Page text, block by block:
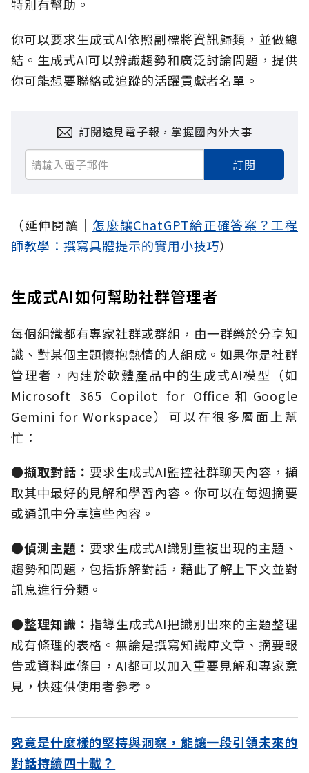
特別有幫助。
你可以要求生成式AI依照副標將資訊歸類，並做總
結。生成式AI可以辨識趨勢和廣泛討論問題，提供
你可能想要聯絡或追蹤的活躍貢獻者名單。
訂閱遠見電子報，掌握國內外大事
訂閱
（延伸閱讀│ 怎麼讓ChatGPT給正確答案？工程
師教學：撰寫具體提示的實用小技巧）
生成式AI如何幫助社群管理者
每個組織都有專家社群或群組，由一群樂於分享知
識、對某個主題懷抱熱情的人組成。如果你是社群
管理者，內建於軟體產品中的生成式AI模型（如
Microsoft 365 Copilot for Office和Google
Gemini for Workspace）可以在很多層面上幫
忙：
●擷取對話 ： 要求生成式AI監控社群聊天內容，擷
取其中最好的見解和學習內容。你可以在每週摘要
或通訊中分享這些內容。
●偵測主題 ： 要求生成式AI識別重複出現的主題、
趨勢和問題，包括拆解對話，藉此了解上下文並對
訊息進行分類。
●整理知識 ： 指導生成式AI把識別出來的主題整理
成有條理的表格。無論是撰寫知識庫文章、摘要報
告或資料庫條目，AI都可以加入重要見解和專家意
見，快速供使用者參考。
究竟是什麼樣的堅持與洞察，能讓一段引領未來的
對話持續四十載？